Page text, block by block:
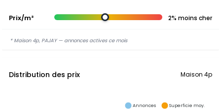
Prix/m² 2% moins cher
* Maison 4p, PAJAY — annonces actives ce mois
Distribution des prix Maison 4p
Annonces Superficie moy.